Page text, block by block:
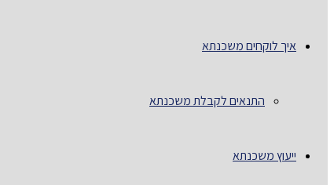
איך לוקחים משכנתא
התנאים לקבלת משכנתא
ייעוץ משכנתא